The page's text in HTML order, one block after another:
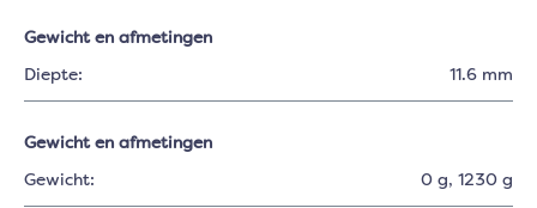
Gewicht en afmetingen
Diepte: 11.6 mm
Gewicht en afmetingen
Gewicht: 0 g, 1230 g